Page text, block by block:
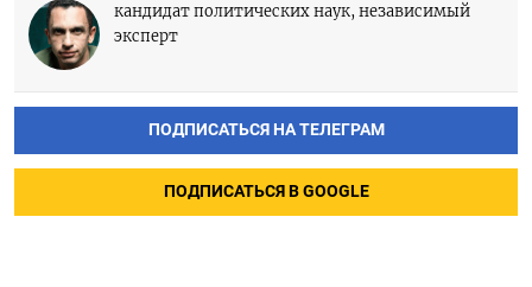
кандидат политических наук, независимый
эксперт
ПОДПИСАТЬСЯ НА ТЕЛЕГРАМ
ПОДПИСАТЬСЯ В GOOGLE